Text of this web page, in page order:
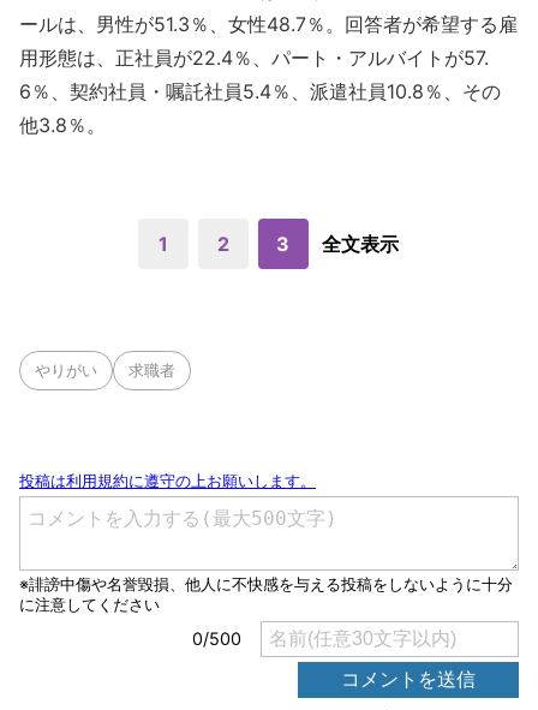
ールは、男性が51.3％、女性48.7％。回答者が希望する雇
用形態は、正社員が22.4％、パート・アルバイトが57.
6％、契約社員・嘱託社員5.4％、派遣社員10.8％、その
他3.8％。
1 2 3 全文表示
やりがい 求職者